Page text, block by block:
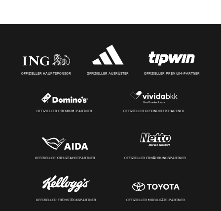
OFFIZIELLER HAUPTSPONSOR OFFIZIELLER AUSRÜSTER OFFIZIELLER PREMIUM-PARTNER
OFFIZIELLER PREMIUM-PARTNER OFFIZIELLER GESUNDHEITSPARTNER
OFFIZIELLER KREUZFAHRTPARTNER OFFIZIELLER ERNÄHRUNGSPARTNER
OFFIZIELLER FRÜHSTÜCKSPARTNER OFFIZIELLER MOBILITÄTS-PARTNER